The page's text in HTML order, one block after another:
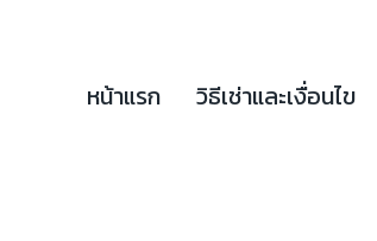
หน้าแรก วิธีเช่าและเงื่อนไข